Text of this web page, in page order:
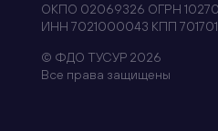
ОКПО 02069326 ОГРН
ИНН 7021000043 КПП
© ФДО ТУСУР 2026
Все права защищены